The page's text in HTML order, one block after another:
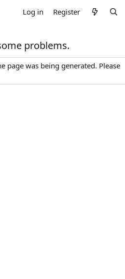
Log in Register
problems.
page was being generated. Please